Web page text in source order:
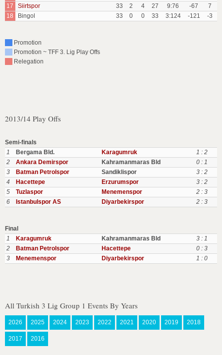
17
Siirtspor 33 2 4 27 9:76 -67
7
18
Bingol 33 0 0 33 3:124 -121 -3
Promotion
Promotion ~ TFF 3. Lig Play Offs
Relegation
2013/14 Play Offs
Semi-finals
1
Bergama Bld. Karagumruk
1 : 2
2
Ankara Demirspor Kahramanmaras Bld
0 : 1
3
Batman Petrolspor Sandiklispor
3 : 2
4
Hacettepe Erzurumspor
3 : 2
5
Tuzlaspor Menemenspor
2 : 3
6
Istanbulspor AS Diyarbekirspor 2 : 3
Final
1
Karagumruk Kahramanmaras Bld
3 : 1
2
Batman Petrolspor Hacettepe
0 : 3
3
Menemenspor Diyarbekirspor 1 : 0
All Turkish 3 Lig Group 1 Events By Years
2026 2025 2024 2023 2022 2021 2020 2019 2018
2017 2016